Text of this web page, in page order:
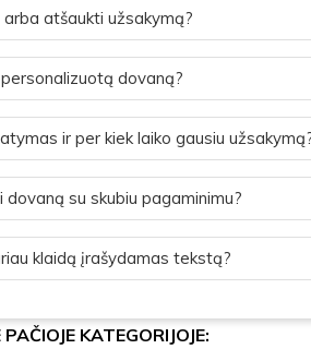
atšaukti užsakymą?
dovaną?
ir per kiek laiko gausiu
su skubiu pagaminimu?
klaidą įrašydamas tekstą?
KATEGORIJOJE: